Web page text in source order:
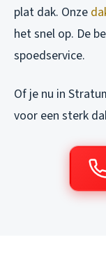
plat dak. Onze
het snel op. De
spoedservice.
Of je nu in
voor een sterk